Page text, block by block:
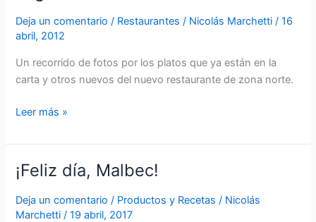
Deja un comentario / Restaurantes / Nicolás Marchetti/16
abril, 2012
Un recorrido de fotos por los platos que ya están en la
carta y otros nuevos del nuevo restaurante de zona norte.
Espacio
San
Leer más »
¡Feliz día, Malbec!
Deja un comentario / Productos y Recetas / Nicolás
Marchetti/19 abril, 2017
¡Feliz
Malbec!